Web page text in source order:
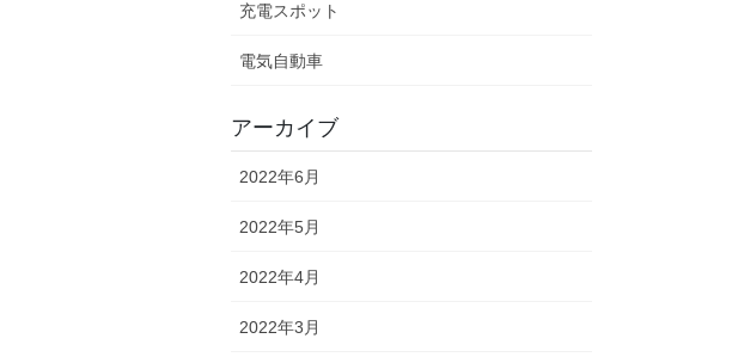
充電スポット
電気自動車
アーカイブ
2022年6月
2022年5月
2022年4月
2022年3月